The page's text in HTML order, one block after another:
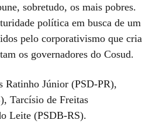
sobretudo, os mais pobres.
política em busca de um
pelo corporativismo que cria
os governadores do Cosud.
Ratinho Júnior (PSD-PR),
Tarcísio de Freitas
Leite (PSDB-RS).